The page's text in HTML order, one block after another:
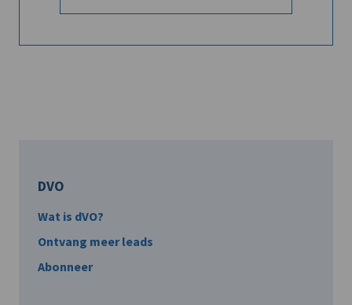
DVO
Wat is dVO?
Ontvang meer leads
Abonneer